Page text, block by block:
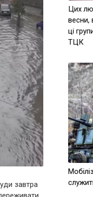
завтра
Цих
весни,
ці
ТЦК